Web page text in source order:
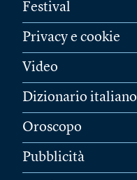
Festival
Privacy e cookie
Video
Dizionario italiano
Oroscopo
Pubblicità